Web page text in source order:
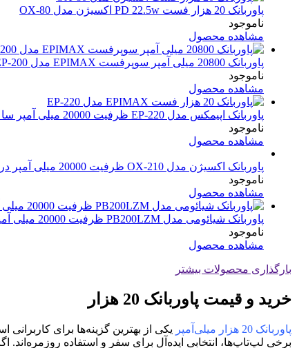
پاوربانک 20 هزار فست PD 22.5w اکسیژن مدل OX-80
ناموجود
مشاهده محصول
پاوربانک 20800 میلی آمپر سوپرفست EPIMAX مدل EP-200
ناموجود
مشاهده محصول
پاوربانک اپیمکس مدل EP-220 ظرفیت 20000 میلی آمپر ساعت
ناموجود
مشاهده محصول
پاوربانک اکسیژن مدل OX-210 ظرفیت 20000 میلی آمپر در ساعت
ناموجود
مشاهده محصول
پاوربانک شیائومی مدل PB200LZM ظرفیت 20000 میلی آمپر اصل
ناموجود
مشاهده محصول
بارگذاری محصولات بیشتر
خرید و قیمت پاوربانک 20 هزار
پاوربانک 20 هزار میلی‌آمپر
یکی از بهترین گزینه‌ها برای